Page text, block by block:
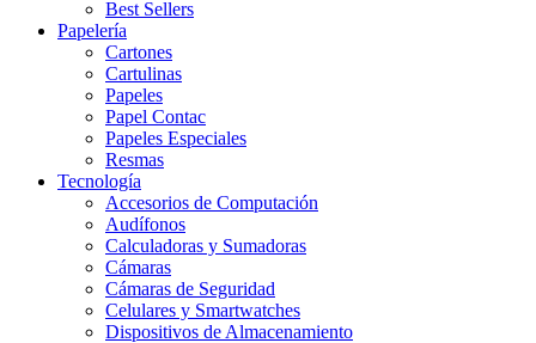
Best Sellers
Papelería
Cartones
Cartulinas
Papeles
Papel Contac
Papeles Especiales
Resmas
Tecnología
Accesorios de Computación
Audífonos
Calculadoras y Sumadoras
Cámaras
Cámaras de Seguridad
Celulares y Smartwatches
Dispositivos de Almacenamiento